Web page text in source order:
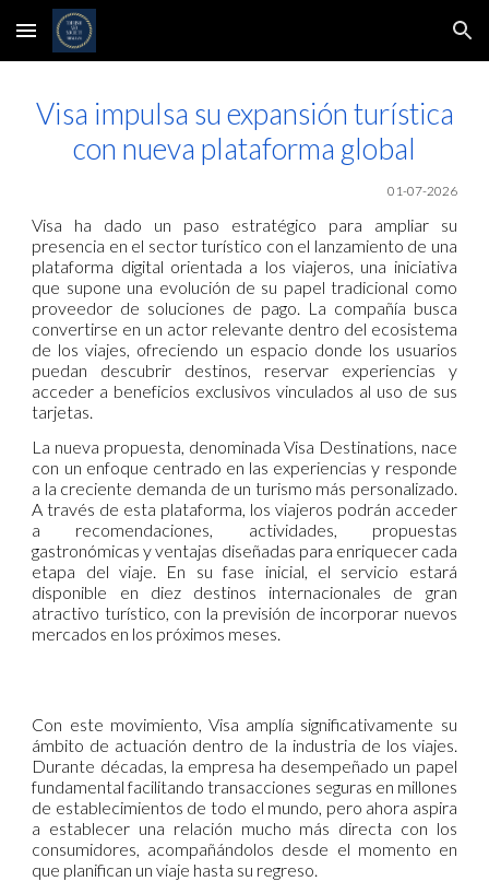
Skip to main content Skip to navigation
Visa impulsa su expansión turística
con nueva plataforma global
01-07-2026
Visa ha dado un paso estratégico para ampliar su
presencia en el sector turístico con el lanzamiento de una
plataforma digital orientada a los viajeros, una iniciativa
que supone una evolución de su papel tradicional como
proveedor de soluciones de pago. La compañía busca
convertirse en un actor relevante dentro del ecosistema
de los viajes, ofreciendo un espacio donde los usuarios
puedan descubrir destinos, reservar experiencias y
acceder a beneficios exclusivos vinculados al uso de sus
tarjetas.
La nueva propuesta, denominada Visa Destinations, nace
con un enfoque centrado en las experiencias y responde
a la creciente demanda de un turismo más personalizado.
A través de esta plataforma, los viajeros podrán acceder
a recomendaciones, actividades, propuestas
gastronómicas y ventajas diseñadas para enriquecer cada
etapa del viaje. En su fase inicial, el servicio estará
disponible en diez destinos internacionales de gran
atractivo turístico, con la previsión de incorporar nuevos
mercados en los próximos meses.
Con este movimiento, Visa amplía significativamente su
ámbito de actuación dentro de la industria de los viajes.
Durante décadas, la empresa ha desempeñado un papel
fundamental facilitando transacciones seguras en millones
de establecimientos de todo el mundo, pero ahora aspira
a establecer una relación mucho más directa con los
consumidores, acompañándolos desde el momento en
que planifican un viaje hasta su regreso.